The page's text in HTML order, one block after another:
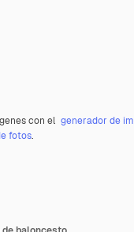
con el generador de
fotos.